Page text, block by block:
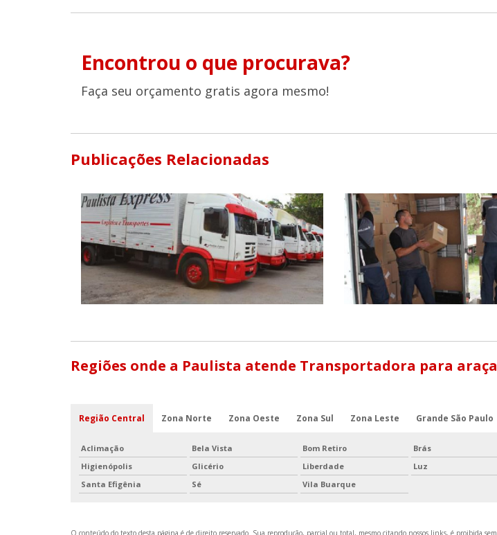
Encontrou o que procurava?
Faça seu orçamento gratis agora mesmo!
Publicações Relacionadas
Regiões onde a Paulista atende Transportadora para
Região Central Zona Norte Zona Oeste Zona Sul Zona Leste Grande São Paulo
Aclimação Bela Vista Bom Retiro Brás
Higienópolis
Glicério Liberdade Luz
Santa Efigênia
Sé Vila Buarque